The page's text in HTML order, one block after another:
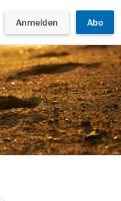
Anmelden Abo